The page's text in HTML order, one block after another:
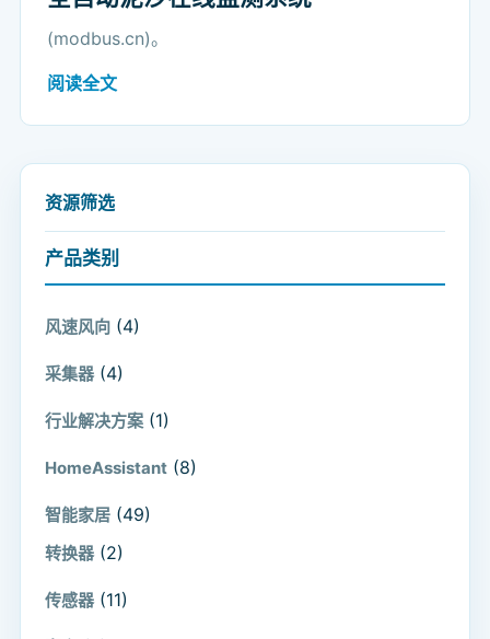
(modbus.cn)。
阅读全文
资源筛选
产品类别
风速风向 (4)
采集器 (4)
行业解决方案 (1)
HomeAssistant (8)
智能家居 (49)
转换器 (2)
传感器 (11)